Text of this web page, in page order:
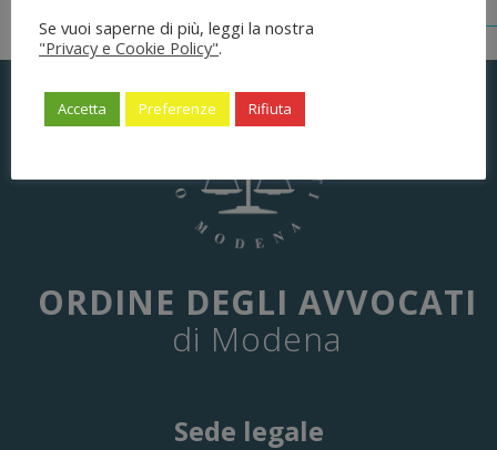
ORDINE DEGLI AVVOCATI
di Modena
Sede legale
Se vuoi saperne di più, leggi la nostra
"Privacy e Cookie Policy".
Accetta Preferenze Rifiuta